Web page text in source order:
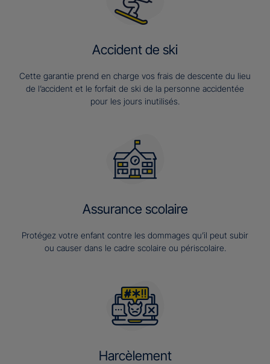
Accident de ski
Cette garantie prend en charge vos frais de descente du lieu
de l’accident et le forfait de ski de la personne accidentée
pour les jours inutilisés.
Assurance scolaire
Protégez votre enfant contre les dommages qu’il peut subir
ou causer dans le cadre scolaire ou périscolaire.
Harcèlement